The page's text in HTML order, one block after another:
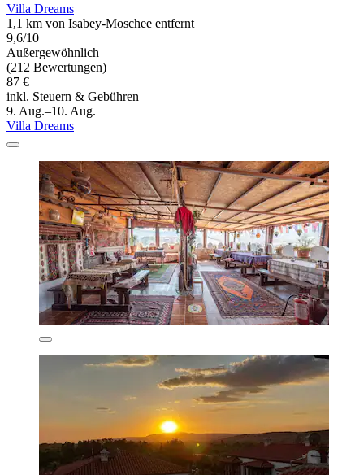
Villa Dreams
1,1 km von Isabey-Moschee entfernt
9,6/10
Außergewöhnlich
(212 Bewertungen)
87 €
inkl. Steuern & Gebühren
9. Aug.–10. Aug.
Villa Dreams